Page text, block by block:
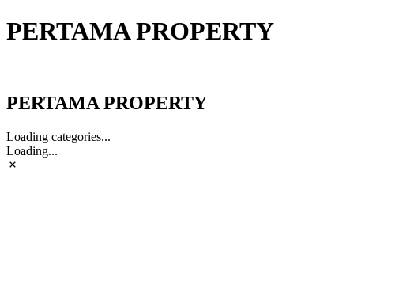
PERTAMA PROPERTY
PERTAMA PROPERTY
Loading categories...
Loading...